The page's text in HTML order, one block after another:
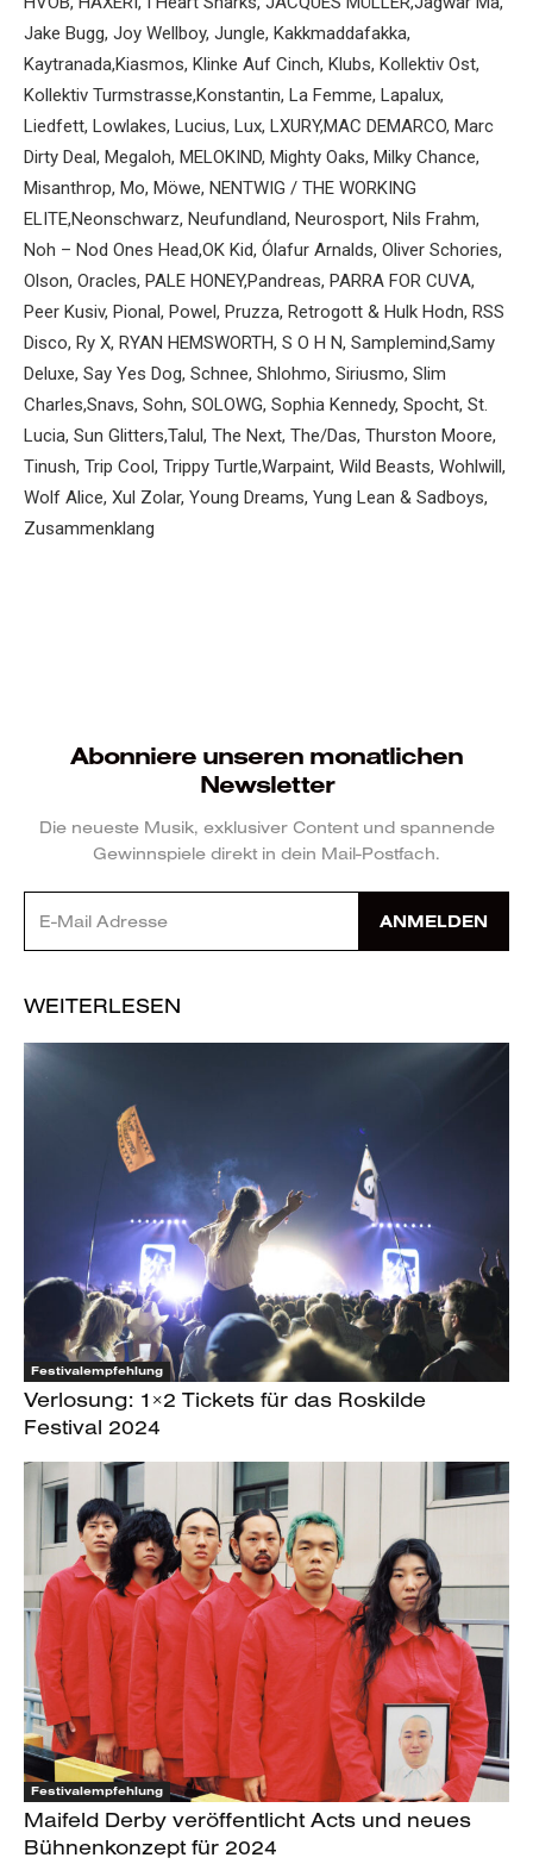
Jake Bugg, Joy Wellboy, Jungle, Kakkmaddafakka,
Kaytranada,Kiasmos, Klinke Auf Cinch, Klubs, Kollektiv Ost,
Kollektiv Turmstrasse,Konstantin, La Femme, Lapalux,
Liedfett, Lowlakes, Lucius, Lux, LXURY,MAC DEMARCO, Marc
Dirty Deal, Megaloh, MELOKIND, Mighty Oaks, Milky Chance,
Misanthrop, Mo, Möwe, NENTWIG / THE WORKING
ELITE,Neonschwarz, Neufundland, Neurosport, Nils Frahm,
Noh – Nod Ones Head,OK Kid, Ólafur Arnalds, Oliver Schories,
Olson, Oracles, PALE HONEY,Pandreas, PARRA FOR CUVA,
Peer Kusiv, Pional, Powel, Pruzza, Retrogott & Hulk Hodn, RSS
Disco, Ry X, RYAN HEMSWORTH, S O H N, Samplemind,Samy
Deluxe, Say Yes Dog, Schnee, Shlohmo, Siriusmo, Slim
Charles,Snavs, Sohn, SOLOWG, Sophia Kennedy, Spocht, St.
Lucia, Sun Glitters,Talul, The Next, The/Das, Thurston Moore,
Tinush, Trip Cool, Trippy Turtle,Warpaint, Wild Beasts, Wohlwill,
Wolf Alice, Xul Zolar, Young Dreams, Yung Lean & Sadboys,
Zusammenklang
Abonniere unseren monatlichen
Newsletter
Die neueste Musik, exklusiver Content und spannende
Gewinnspiele direkt in dein Mail-Postfach.
ANMELDEN
WEITERLESEN
Festivalempfehlung
Verlosung: 1×2 Tickets für das Roskilde
Festival 2024
Festivalempfehlung
Maifeld Derby veröffentlicht Acts und neues
Bühnenkonzept für 2024